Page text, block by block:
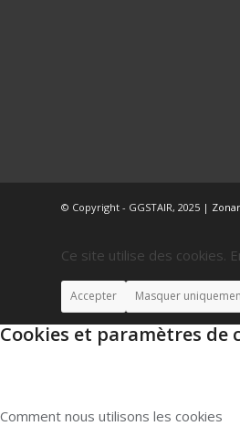
© Copyright - GGSTAIR, 2025 |
Ce site utilise des cookies.
Accepter Masquer
Cookies et paramètres
Comment nous utilisons les cookies